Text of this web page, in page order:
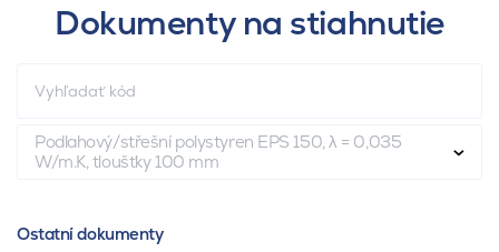
Dokumenty na stiahnutie
Podlahový/střešní polystyren EPS 150, λ = 0,035
W/m.K, tloušťky 100 mm
Ostatní dokumenty